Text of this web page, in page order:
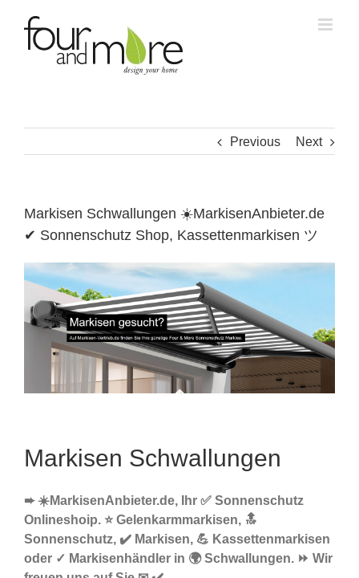
content
Previous Next
Markisen Schwallungen ☀️MarkisenAnbieter.de
✔ Sonnenschutz Shop, Kassettenmarkisen ツ
Markisen Schwallungen
➨ ☀️MarkisenAnbieter.de, Ihr ✅ Sonnenschutz
Onlineshoip. ⭐ Gelenkarmmarkisen, 🔝
Sonnenschutz, ✔️ Markisen, 💪 Kassettenmarkisen
oder ✓ Markisenhändler in 🌍 Schwallungen. ⏩ Wir